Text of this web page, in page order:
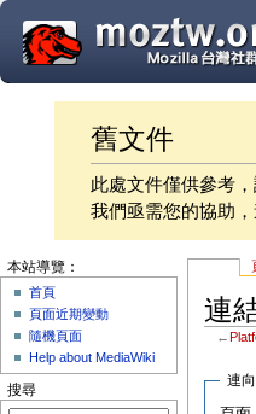
舊文件
此處文件僅供參考
我們亟需您的協助
連
←
連
本站導覽：
首頁
頁面近期變動
隨機頁面
Help about MediaWiki
搜尋